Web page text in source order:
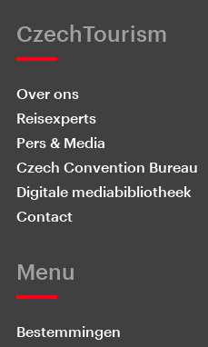
CzechTourism
Over ons
Reisexperts
Pers & Media
Czech Convention Bureau
Digitale mediabibliotheek
Contact
Menu
Bestemmingen